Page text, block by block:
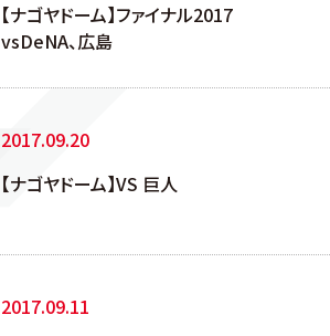
【ナゴヤドーム】ファイナル2017
vsDeNA、広島
2017.09.20
【ナゴヤドーム】VS 巨人
2017.09.11